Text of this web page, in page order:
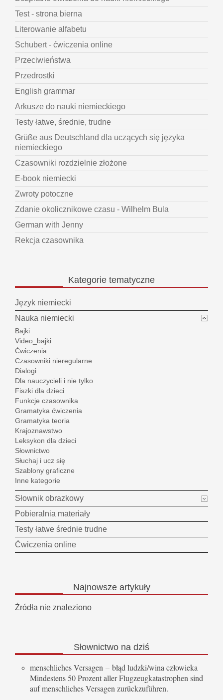
Test - strona bierna
Literowanie alfabetu
Schubert - ćwiczenia online
Przeciwieństwa
Przedrostki
English grammar
Arkusze do nauki niemieckiego
Testy łatwe, średnie, trudne
Grüße aus Deutschland dla uczących się języka
niemieckiego
Czasowniki rozdzielnie złożone
E-book niemiecki
Zwroty potoczne
Zdanie okolicznikowe czasu - Wilhelm Bula
German with Jenny
Rekcja czasownika
Kategorie tematyczne
Język niemiecki
Nauka niemiecki
Bajki
Video_bajki
Ćwiczenia
Czasowniki nieregularne
Dialogi
Dla nauczycieli i nie tylko
Fiszki dla dzieci
Funkcje czasownika
Gramatyka ćwiczenia
Gramatyka teoria
Krajoznawstwo
Leksykon dla dzieci
Słownictwo
Słuchaj i ucz się
Szablony graficzne
Inne kategorie
Słownik obrazkowy
Pobieralnia materiały
Testy łatwe średnie trudne
Ćwiczenia online
Najnowszeartykuły
Źródła nie znaleziono
Słownictwo na dziś
menschliches Versagen – błąd ludzki/wina człowieka
Mindestens 50 Prozent aller Flugzeugkatastrophen sind
auf menschliches Versagen zurückzuführen.